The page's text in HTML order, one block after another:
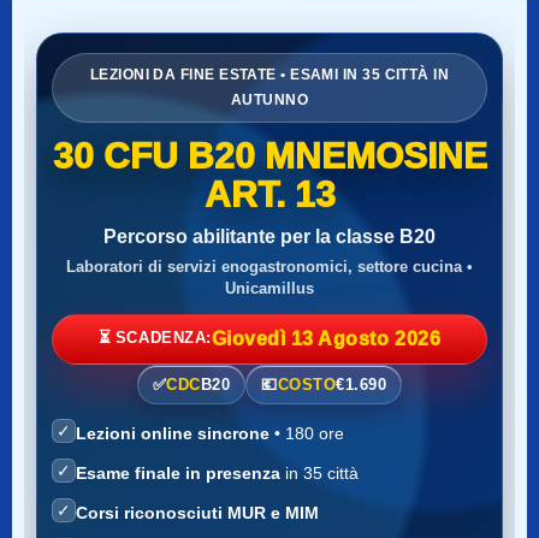
LEZIONI DA FINE ESTATE • ESAMI IN 35 CITTÀ IN
AUTUNNO
30 CFU B20 MNEMOSINE
ART. 13
Percorso abilitante per la classe B20
Laboratori di servizi enogastronomici, settore cucina •
Unicamillus
⏳ SCADENZA:Giovedì 13 Agosto 2026
✅CDC B20 💶COSTO€1.690
✓ Lezioni online sincrone • 180 ore
✓ Esame finale in presenza in 35 città
✓ Corsi riconosciuti MUR e MIM